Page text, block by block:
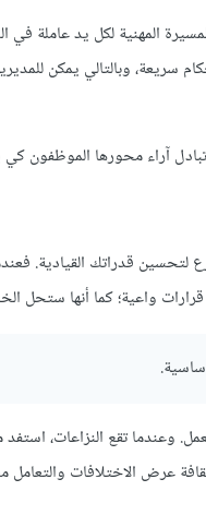
تكيفوا مع إصدار أحكام سريعة،
آراء محورها الموظفون
لتحسين قدراتك القيادية.
واعية؛ كما أنها ستحل
وعندما تقع النزاعات،
عرض الاختلافات